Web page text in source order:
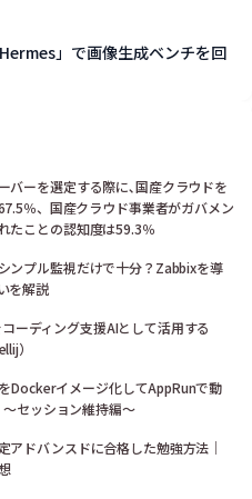
」で画像生成ベンチを回
バーを選定する際に､国産クラウドを
％、国産クラウド事業者がガバメン
たことの認知度は59.3％
ンプル監視だけで十分？Zabbixを導
を解説
ーディング支援AIとして活用する
）
Dockerイメージ化してAppRunで動
セッション維持編～
アドバンスドに合格した勉強方法｜